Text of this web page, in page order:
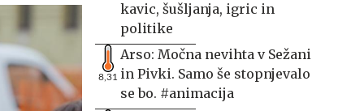
kavic, šušljanja, igric in
politike
8,31
Arso: Močna nevihta v Sežani
in Pivki. Samo še stopnjevalo
se bo. #animacija